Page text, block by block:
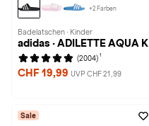
+2 Farben
Badelatschen · Kinder
adidas · ADILETTE AQUA K
(2004) 1
CHF 19,99 UVP CHF 21,99
Sale